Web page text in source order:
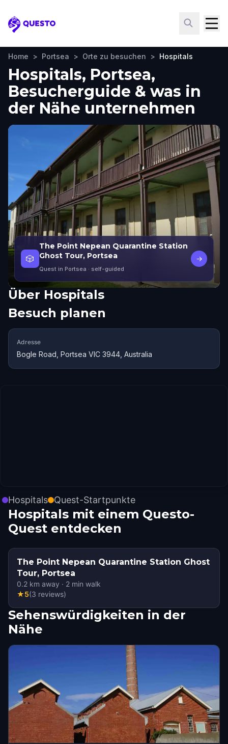
Questo
Home > Portsea > Orte zu besuchen > Hospitals
Hospitals, Portsea,
Besucherguide & was in
der Nähe unternehmen
🎲
The Point Nepean Quarantine Station
Ghost Tour, Portsea
Quest in Portsea · self-guided
→
Über Hospitals
Besuch planen
Adresse
Bogle Road, Portsea VIC 3944, Australia
Hospitals Quest-Startpunkte
Hospitals mit einem Questo-
Quest entdecken
The Point Nepean Quarantine Station Ghost
Tour, Portsea
0.2 km away · 2 min walk
★5(3 reviews)
Sehenswürdigkeiten in der
Nähe